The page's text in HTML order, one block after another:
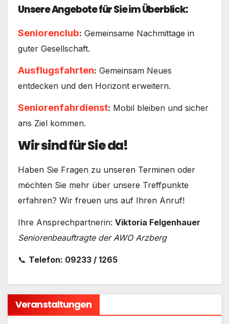
Unsere Angebote für Sie im Überblick:
Seniorenclub: Gemeinsame Nachmittage in
guter Gesellschaft.
Ausflugsfahrten: Gemeinsam Neues
entdecken und den Horizont erweitern.
Seniorenfahrdienst: Mobil bleiben und sicher
ans Ziel kommen.
Wir sind für Sie da!
Haben Sie Fragen zu unseren Terminen oder
möchten Sie mehr über unsere Treffpunkte
erfahren? Wir freuen uns auf Ihren Anruf!
Ihre Ansprechpartnerin: Viktoria Felgenhauer
Seniorenbeauftragte der AWO Arzberg
📞 Telefon: 09233 / 1265
Veranstaltungen